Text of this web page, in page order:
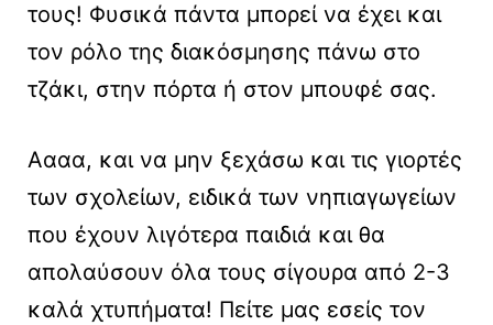
τους! Φυσικά πάντα μπορεί να έχει και
τον ρόλο της διακόσμησης πάνω στο
τζάκι, στην πόρτα ή στον μπουφέ σας.
Αααα, και να μην ξεχάσω και τις γιορτές
των σχολείων, ειδικά των νηπιαγωγείων
που έχουν λιγότερα παιδιά και θα
απολαύσουν όλα τους σίγουρα από 2-3
καλά χτυπήματα! Πείτε μας εσείς τον